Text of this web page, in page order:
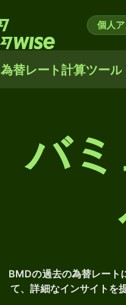
個人
為替レート計算ツール
バ
BMDの過去の為替レート
て、詳細なインサイトを